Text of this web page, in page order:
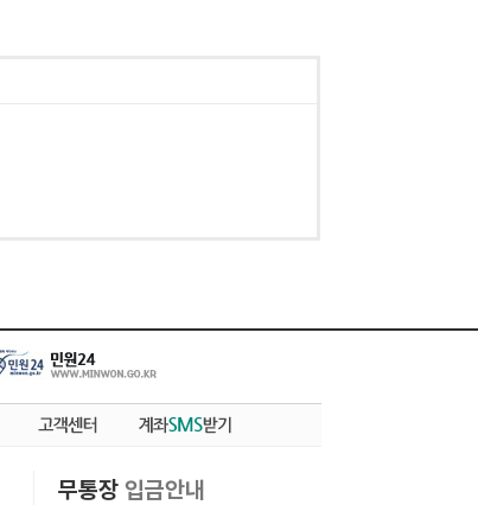
무통장 입금안내